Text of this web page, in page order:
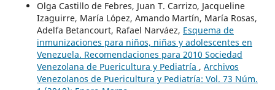
Olga Castillo de Febres, Juan T. Carrizo, Jacqueline
Izaguirre, María López, Amando Martín, María Rosas,
Adelfa Betancourt, Rafael Narváez, Esquema de
inmunizaciones para niños, niñas y adolescentes en
Venezuela. Recomendaciones para 2010 Sociedad
Venezolana de Puericultura y Pediatría , Archivos
Venezolanos de Puericultura y Pediatría: Vol. 73 Núm.